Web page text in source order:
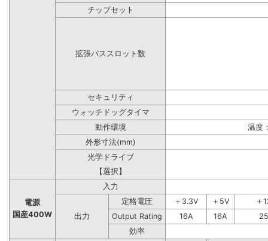
チップセット
拡張バススロット数
セキュリティ
ウォッチドッグタイマ
動作環境
温度
外形寸法(mm)
光学ドライブ
【選択】
電源
国産400W
入力
出力
定格電圧 ＋3.3V ＋5V
＋
Output Rating
16A 16A
効率